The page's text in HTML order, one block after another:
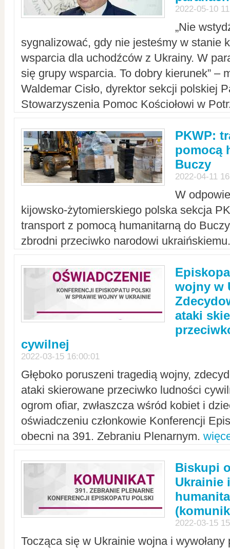
2022-05-10
„Nie
sygnalizować, gdy nie jesteśmy w stanie
wsparcia dla uchodźców z Ukrainy. W
się grupy wsparcia. To dobry kierunek” –
Waldemar Cisło, dyrektor sekcji polskiej
Stowarzyszenia Pomoc Kościołowi w
PKWP:
pomocą
Buczy
2022-04-11
W
kijowsko-żytomierskiego polska sekcja
transport z pomocą humanitarną do
zbrodni przeciwko narodowi
wojny w
ataki
cywilnej
2022-03-15 16:00:01
Głęboko poruszeni tragedią wojny,
ataki skierowane przeciwko ludności
ogrom ofiar, zwłaszcza wśród kobiet i
oświadczeniu członkowie Konferencji
obecni na 391. Zebraniu Plenarnym.
Biskupi
Ukrainie
2022-03-15
Tocząca się w Ukrainie wojna i